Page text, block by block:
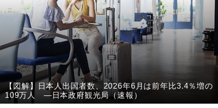
【図解】日本人出国者数、2026年6月は前年比3.4％増の
109万人 ―日本政府観光局（速報）